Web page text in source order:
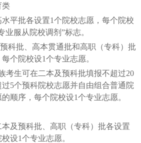
批各设置1个院校志愿，每个院校
业服从院校调剂”标志。
批、高本贯通批和高职（专科）批
个院校设1个专业志愿。
生可在二本及预科批填报不超过20
5个预科院校志愿并自由组合普通院
顺序，每个院校设1个专业志愿。
预科批、高职（专科）批各设置
设1个专业志愿。